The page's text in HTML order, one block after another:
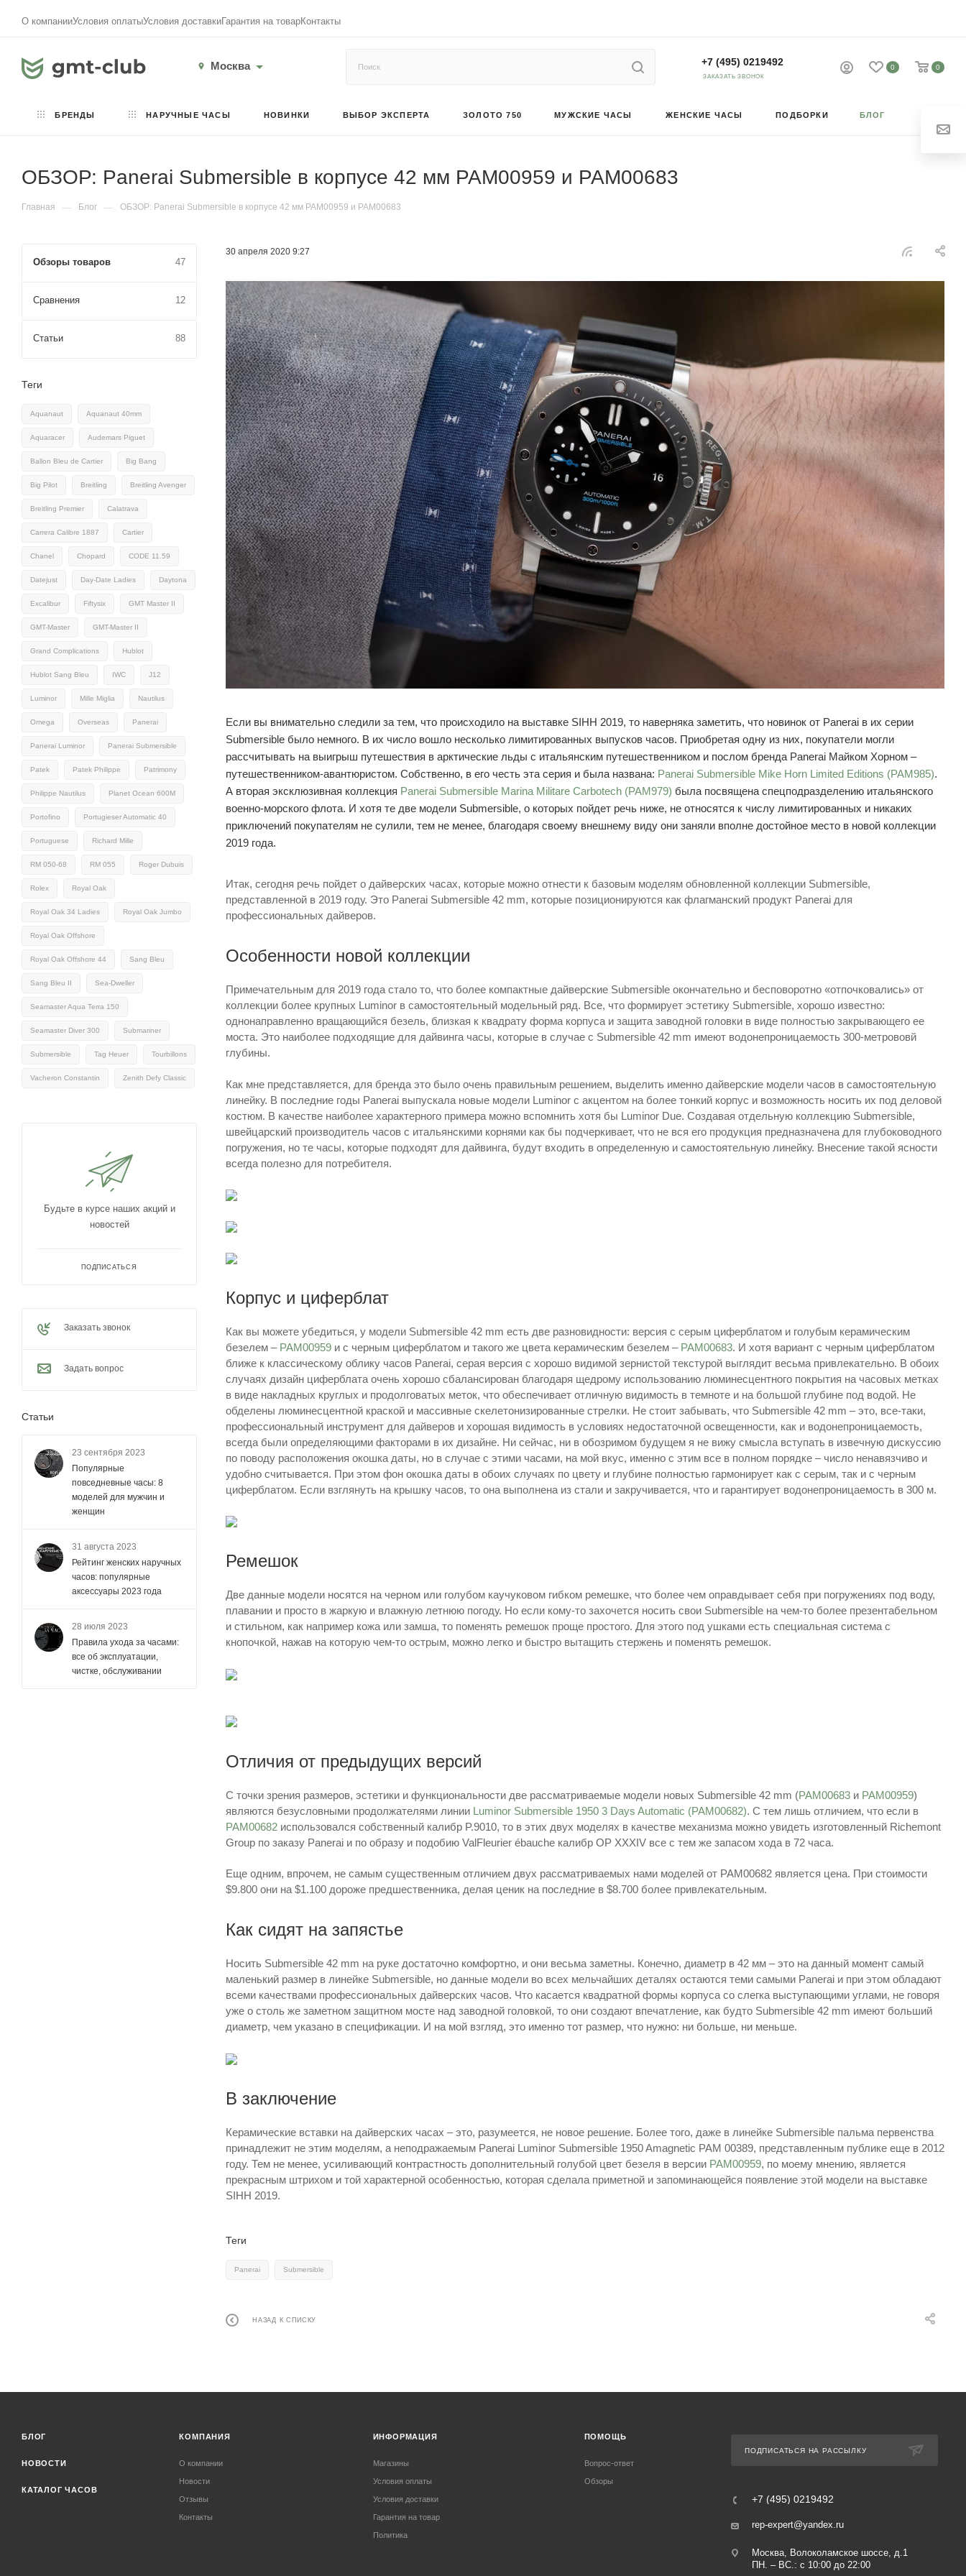
О компанииУсловия оплатыУсловия доставкиГарантия на товарКонтакты
Москва 0 0
+7 (495) 0219492
ЗАКАЗАТЬ ЗВОНОК
БРЕНДЫ НАРУЧНЫЕ ЧАСЫ НОВИНКИ ВЫБОР ЭКСПЕРТА ЗОЛОТО 750 МУЖСКИЕ ЧАСЫ ЖЕНСКИЕ ЧАСЫ ПОДБОРКИ БЛОГ
ОБЗОР: Panerai Submersible в корпусе 42 мм PAM00959 и PAM00683
Главная — Блог — ОБЗОР: Panerai Submersible в корпусе 42 мм PAM00959 и PAM00683
30 апреля 2020 9:27
Если вы внимательно следили за тем, что происходило на выставке SIHH 2019, то наверняка заметить, что новинок от Panerai в их серии
Submersible было немного. В их число вошло несколько лимитированных выпусков часов. Приобретая одну из них, покупатели могли
рассчитывать на выигрыш путешествия в арктические льды с итальянским путешественником и послом бренда Panerai Майком Хорном –
путешественником-авантюристом. Собственно, в его честь эта серия и была названа: Panerai Submersible Mike Horn Limited Editions (PAM985).
А вторая эксклюзивная коллекция Panerai Submersible Marina Militare Carbotech (PAM979) была посвящена спецподразделению итальянского
военно-морского флота. И хотя те две модели Submersible, о которых пойдет речь ниже, не относятся к числу лимитированных и никаких
приключений покупателям не сулили, тем не менее, благодаря своему внешнему виду они заняли вполне достойное место в новой коллекции
2019 года.
Итак, сегодня речь пойдет о дайверских часах, которые можно отнести к базовым моделям обновленной коллекции Submersible,
представленной в 2019 году. Это Panerai Submersible 42 mm, которые позиционируются как флагманский продукт Panerai для
профессиональных дайверов.
Особенности новой коллекции
Примечательным для 2019 года стало то, что более компактные дайверские Submersible окончательно и бесповоротно «отпочковались» от
коллекции более крупных Luminor в самостоятельный модельный ряд. Все, что формирует эстетику Submersible, хорошо известно:
однонаправленно вращающийся безель, близкая к квадрату форма корпуса и защита заводной головки в виде полностью закрывающего ее
моста. Это наиболее подходящие для дайвинга часы, которые в случае с Submersible 42 mm имеют водонепроницаемость 300-метрововй
глубины.
Как мне представляется, для бренда это было очень правильным решением, выделить именно дайверские модели часов в самостоятельную
линейку. В последние годы Panerai выпускала новые модели Luminor с акцентом на более тонкий корпус и возможность носить их под деловой
костюм. В качестве наиболее характерного примера можно вспомнить хотя бы Luminor Due. Создавая отдельную коллекцию Submersible,
швейцарский производитель часов с итальянскими корнями как бы подчеркивает, что не вся его продукция предназначена для глубоководного
погружения, но те часы, которые подходят для дайвинга, будут входить в определенную и самостоятельную линейку. Внесение такой ясности
всегда полезно для потребителя.
Корпус и циферблат
Как вы можете убедиться, у модели Submersible 42 mm есть две разновидности: версия с серым циферблатом и голубым керамическим
безелем – PAM00959 и с черным циферблатом и такого же цвета керамическим безелем – PAM00683. И хотя вариант с черным циферблатом
ближе к классическому облику часов Panerai, серая версия с хорошо видимой зернистой текстурой выглядит весьма привлекательно. В обоих
случаях дизайн циферблата очень хорошо сбалансирован благодаря щедрому использованию люминесцентного покрытия на часовых метках
в виде накладных круглых и продолговатых меток, что обеспечивает отличную видимость в темноте и на большой глубине под водой. Не
обделены люминесцентной краской и массивные скелетонизированные стрелки. Не стоит забывать, что Submersible 42 mm – это, все-таки,
профессиональный инструмент для дайверов и хорошая видимость в условиях недостаточной освещенности, как и водонепроницаемость,
всегда были определяющими факторами в их дизайне. Ни сейчас, ни в обозримом будущем я не вижу смысла вступать в извечную дискуссию
по поводу расположения окошка даты, но в случае с этими часами, на мой вкус, именно с этим все в полном порядке – число ненавязчиво и
удобно считывается. При этом фон окошка даты в обоих случаях по цвету и глубине полностью гармонирует как с серым, так и с черным
циферблатом. Если взглянуть на крышку часов, то она выполнена из стали и закручивается, что и гарантирует водонепроницаемость в 300 м.
Ремешок
Две данные модели носятся на черном или голубом каучуковом гибком ремешке, что более чем оправдывает себя при погружениях под воду,
плавании и просто в жаркую и влажную летнюю погоду. Но если кому-то захочется носить свои Submersible на чем-то более презентабельном
и стильном, как например кожа или замша, то поменять ремешок проще простого. Для этого под ушками есть специальная система с
кнопочкой, нажав на которую чем-то острым, можно легко и быстро вытащить стержень и поменять ремешок.
Отличия от предыдущих версий
С точки зрения размеров, эстетики и функциональности две рассматриваемые модели новых Submersible 42 mm (PAM00683 и PAM00959)
являются безусловными продолжателями линии Luminor Submersible 1950 3 Days Automatic (PAM00682). С тем лишь отличием, что если в
PAM00682 использовался собственный калибр P.9010, то в этих двух моделях в качестве механизма можно увидеть изготовленный Richemont
Group по заказу Panerai и по образу и подобию ValFleurier ébauche калибр OP XXXIV все с тем же запасом хода в 72 часа.
Еще одним, впрочем, не самым существенным отличием двух рассматриваемых нами моделей от PAM00682 является цена. При стоимости
$9.800 они на $1.100 дороже предшественника, делая ценик на последние в $8.700 более привлекательным.
Как сидят на запястье
Носить Submersible 42 mm на руке достаточно комфортно, и они весьма заметны. Конечно, диаметр в 42 мм – это на данный момент самый
маленький размер в линейке Submersible, но данные модели во всех мельчайших деталях остаются теми самыми Panerai и при этом обладают
всеми качествами профессиональных дайверских часов. Что касается квадратной формы корпуса со слегка выступающими углами, не говоря
уже о столь же заметном защитном мосте над заводной головкой, то они создают впечатление, как будто Submersible 42 mm имеют больший
диаметр, чем указано в спецификации. И на мой взгляд, это именно тот размер, что нужно: ни больше, ни меньше.
В заключение
Керамические вставки на дайверских часах – это, разумеется, не новое решение. Более того, даже в линейке Submersible пальма первенства
принадлежит не этим моделям, а неподражаемым Panerai Luminor Submersible 1950 Amagnetic PAM 00389, представленным публике еще в 2012
году. Тем не менее, усиливающий контрастность дополнительный голубой цвет безеля в версии PAM00959, по моему мнению, является
прекрасным штрихом и той характерной особенностью, которая сделала приметной и запоминающейся появление этой модели на выставке
SIHH 2019.
Теги
Panerai Submersible
НАЗАД К СПИСКУ
Обзоры товаров 47
Сравнения 12
Статьи 88
Теги
Aquanaut Aquanaut 40mm
Aquaracer Audemars Piguet
Ballon Bleu de Cartier Big Bang
Big Pilot Breitling Breitling Avenger
Breitling Premier Calatrava
Carrera Calibre 1887 Cartier
Chanel Chopard CODE 11.59
Datejust Day-Date Ladies Daytona
Excalibur Fiftysix GMT Master II
GMT-Master GMT-Master II
Grand Complications Hublot
Hublot Sang Bleu IWC J12
Luminor Mille Miglia Nautilus
Omega Overseas Panerai
Panerai Luminor Panerai Submersible
Patek Patek Philippe Patrimony
Philippe Nautilus Planet Ocean 600M
Portofino Portugieser Automatic 40
Portuguese Richard Mille
RM 050-68 RM 055 Roger Dubuis
Rolex Royal Oak
Royal Oak 34 Ladies Royal Oak Jumbo
Royal Oak Offshore
Royal Oak Offshore 44 Sang Bleu
Sang Bleu II Sea-Dweller
Seamaster Aqua Terra 150
Seamaster Diver 300 Submariner
Submersible Tag Heuer Tourbillons
Vacheron Constantin Zenith Defy Classic
Будьте в курсе наших акций и
новостей
ПОДПИСАТЬСЯ
Заказать звонок
Задать вопрос
Статьи
23 сентября 2023
Популярные
повседневные часы: 8
моделей для мужчин и
женщин
31 августа 2023
Рейтинг женских наручных
часов: популярные
аксессуары 2023 года
28 июля 2023
Правила ухода за часами:
все об эксплуатации,
чистке, обслуживании
БЛОГ
НОВОСТИ
КАТАЛОГ ЧАСОВ
КОМПАНИЯ
О компании
Новости
Отзывы
Контакты
ИНФОРМАЦИЯ
Магазины
Условия оплаты
Условия доставки
Гарантия на товар
Политика
ПОМОЩЬ
Вопрос-ответ
Обзоры
ПОДПИСАТЬСЯ НА РАССЫЛКУ
+7 (495) 0219492
rep-expert@yandex.ru
Москва, Волоколамское шоссе, д.1
ПН. – ВС.: с 10:00 до 22:00